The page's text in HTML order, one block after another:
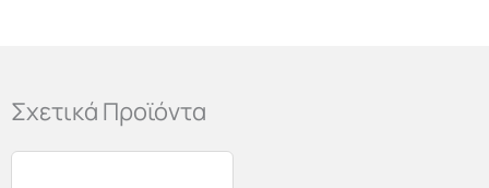
Σχετικά Προϊόντα